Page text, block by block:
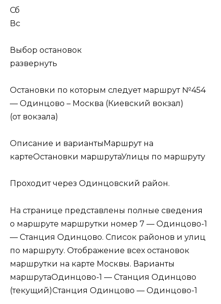
Сб
Вс
Выбор остановок
развернуть
Остановки по которым следует маршрут №454
— Одинцово – Москва (Киевский вокзал)
(от вокзала)
Описание и вариантыМаршрут на
картеОстановки маршрутаУлицы по маршруту
Проходит через Одинцовский район.
На странице представлены полные сведения
о маршруте маршрутки номер 7 — Одинцово-1
— Станция Одинцово. Список районов и улиц
по маршруту. Отображение всех остановок
маршрутки на карте Москвы. Варианты
маршрутаОдинцово-1 — Станция Одинцово
(текущий)Станция Одинцово — Одинцово-1